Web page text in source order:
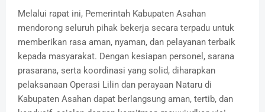
Melalui rapat ini, Pemerintah Kabupaten Asahan
mendorong seluruh pihak bekerja secara terpadu untuk
memberikan rasa aman, nyaman, dan pelayanan terbaik
kepada masyarakat. Dengan kesiapan personel, sarana
prasarana, serta koordinasi yang solid, diharapkan
pelaksanaan Operasi Lilin dan perayaan Nataru di
Kabupaten Asahan dapat berlangsung aman, tertib, dan